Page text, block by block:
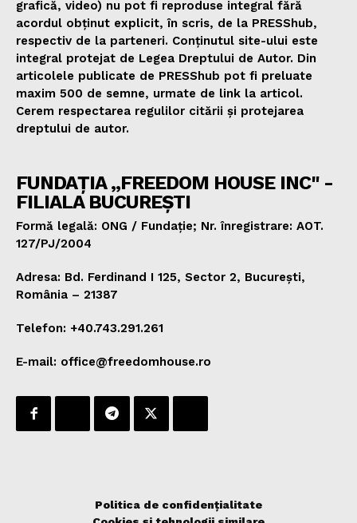
grafică, video) nu pot fi reproduse integral fără
acordul obținut explicit, în scris, de la PRESShub,
respectiv de la parteneri. Conținutul site-ului este
integral protejat de Legea Dreptului de Autor. Din
articolele publicate de PRESShub pot fi preluate
maxim 500 de semne, urmate de link la articol.
Cerem respectarea regulilor citării și protejarea
dreptului de autor.
FUNDAȚIA „FREEDOM HOUSE INC" -
FILIALA BUCUREȘTI
Formă legală: ONG / Fundație; Nr. înregistrare: AOT.
127/PJ/2004
Adresa: Bd. Ferdinand I 125, Sector 2, București,
România – 21387
Telefon: +40.743.291.261
E-mail: office@freedomhouse.ro
Politica de confidențialitate